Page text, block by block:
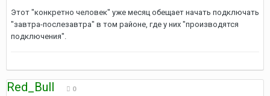
Этот "конкретно человек" уже месяц обещает начать подключать
"завтра-послезавтра" в том районе, где у них "производятся
подключения".
Red_Bull 0